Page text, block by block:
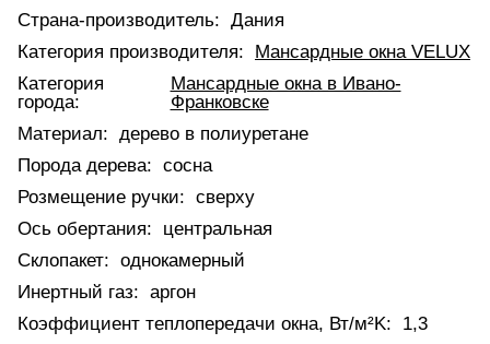
Страна-производитель: Дания
Категория производителя:
Мансардные окна VELUX
Категория
города:
Мансардные окна в Ивано-
Франковске
Материал: дерево в полиуретане
Порода дерева: сосна
Розмещение ручки: сверху
Ось обертания:
центральная
Склопакет: однокамерный
Инертный газ: аргон
Коэффициент теплопередачи окна, Вт/м²K:
1,3